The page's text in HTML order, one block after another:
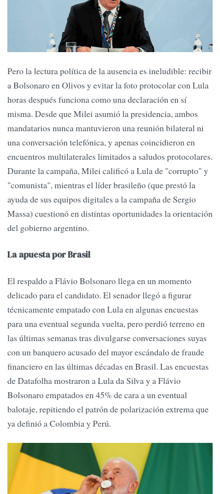
Pero la lectura política de la ausencia es ineludible: recibir
a Bolsonaro en Olivos y evitar la foto protocolar con Lula
horas después funciona como una declaración en sí
misma. Desde que Milei asumió la presidencia, ambos
mandatarios nunca mantuvieron una reunión bilateral ni
una conversación telefónica, y apenas coincidieron en
encuentros multilaterales limitados a saludos protocolares.
Durante la campaña, Milei calificó a Lula de "corrupto" y
"comunista", mientras el líder brasileño (que prestó la
ayuda de sus equipos digitales a la campaña de Sergio
Massa) cuestionó en distintas oportunidades la orientación
del gobierno argentino.
La apuesta por Brasil
El respaldo a Flávio Bolsonaro llega en un momento
delicado para el candidato. El senador llegó a figurar
técnicamente empatado con Lula en algunas encuestas
para una eventual segunda vuelta, pero perdió terreno en
las últimas semanas tras divulgarse conversaciones suyas
con un banquero acusado del mayor escándalo de fraude
financiero en las últimas décadas en Brasil. Las encuestas
de Datafolha mostraron a Lula da Silva y a Flávio
Bolsonaro empatados en 45% de cara a un eventual
balotaje, repitiendo el patrón de polarización extrema que
ya definió a Colombia y Perú.